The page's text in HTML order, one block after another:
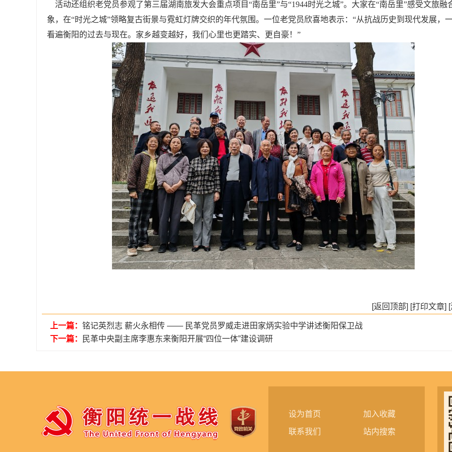
活动还组织老党员参观了第三届湖南旅发大会重点项目“南岳里”与“1944时光之城”。大家在“南岳里”感受文旅融
象，在“时光之城”领略复古街景与霓虹灯牌交织的年代氛围。一位老党员欣喜地表示：“从抗战历史到现代发展，
看遍衡阳的过去与现在。家乡越变越好，我们心里也更踏实、更自豪！”
[返回顶部] [打印文章]
上一篇： 铭记英烈志 薪火永相传 —— 民革党员罗威走进田家炳实验中学讲述衡阳保卫战
下一篇：
民革中央副主席李惠东来衡阳开展“四位一体”建设调研
设为首页 加入收藏
联系我们 站内搜索